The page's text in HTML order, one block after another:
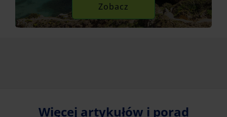
Zobacz
Więcej artykułów i porad